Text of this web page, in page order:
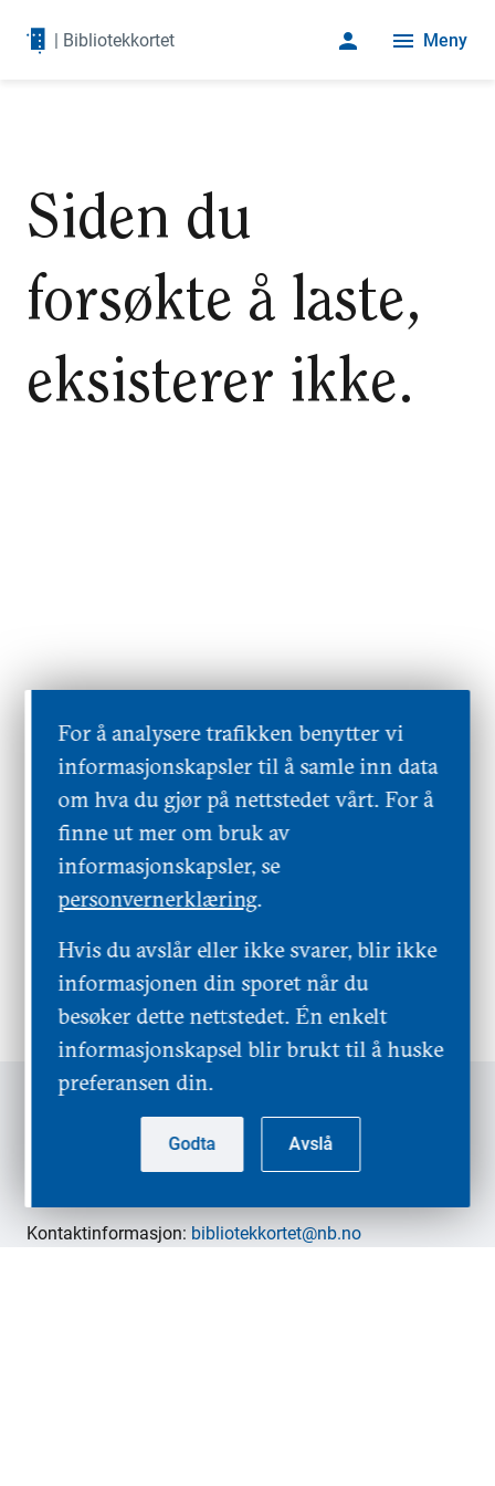
| Bibliotekkortet person menu Meny
Siden du
forsøkte å laste,
eksisterer ikke.
Ansvarlig redaktør: Åse Wetås
Kontaktinformasjon: bibliotekkortet@nb.no
For å analysere trafikken benytter vi
informasjonskapsler til å samle inn data
om hva du gjør på nettstedet vårt. For å
finne ut mer om bruk av
informasjonskapsler, se
personvernerklæring.
Hvis du avslår eller ikke svarer, blir ikke
informasjonen din sporet når du
besøker dette nettstedet. Én enkelt
informasjonskapsel blir brukt til å huske
preferansen din.
Godta Avslå